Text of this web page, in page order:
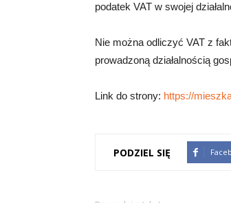
podatek VAT w swojej
Nie można odliczyć VAT z
prowadzoną działalnością
Link do strony: https://
PODZIEL SIĘ